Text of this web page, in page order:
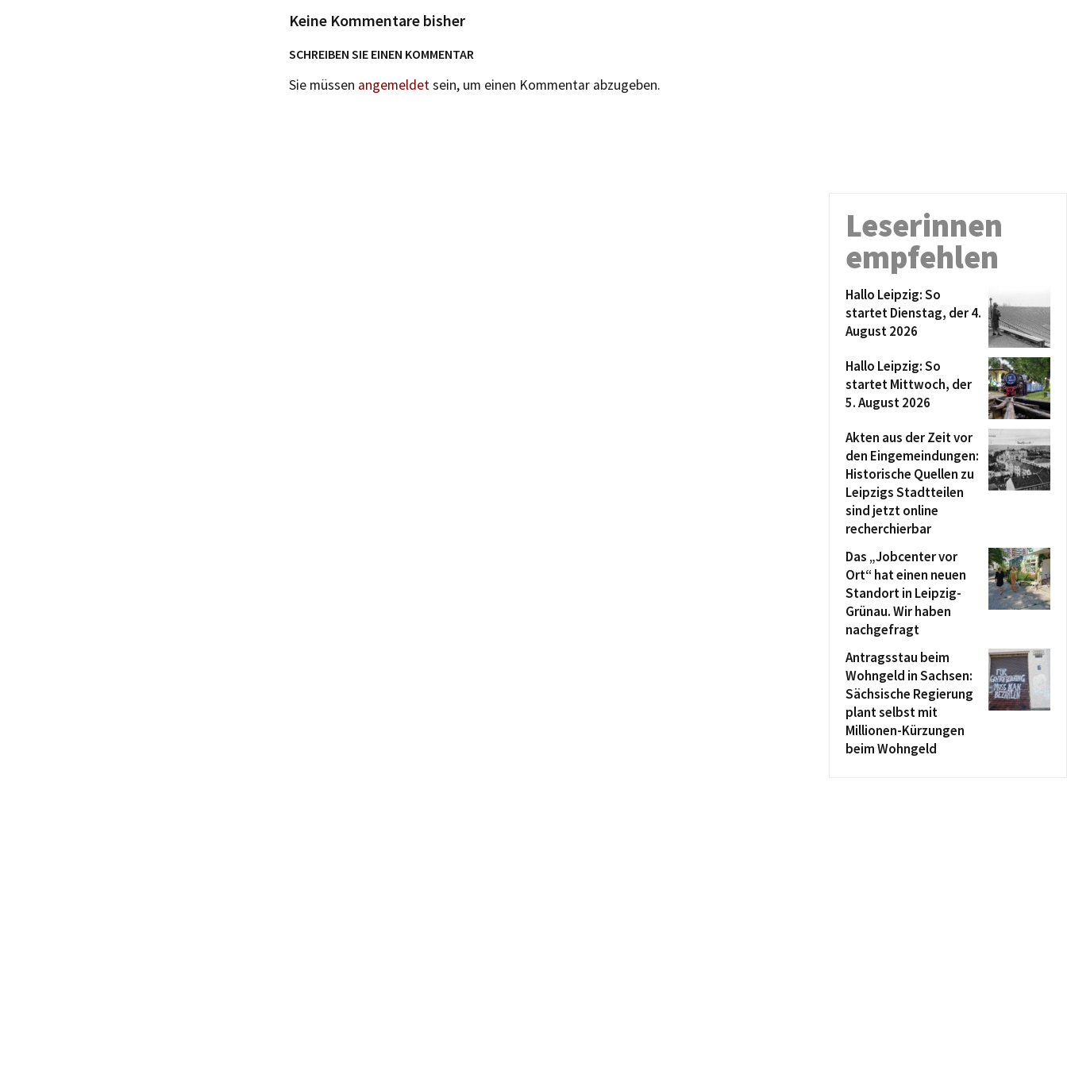
Keine Kommentare bisher
SCHREIBEN SIE EINEN KOMMENTAR
Sie müssen angemeldetsein, um einen Kommentar abzugeben.
Leserinnen
empfehlen
Hallo Leipzig: So
startet Dienstag, der 4.
August 2026
Hallo Leipzig: So
startet Mittwoch, der
5. August 2026
Akten aus der Zeit vor
den Eingemeindungen:
Historische Quellen zu
Leipzigs Stadtteilen
sind jetzt online
recherchierbar
Das „Jobcenter vor
Ort“ hat einen neuen
Standort in Leipzig-
Grünau. Wir haben
nachgefragt
Antragsstau beim
Wohngeld in Sachsen:
Sächsische Regierung
plant selbst mit
Millionen-Kürzungen
beim Wohngeld